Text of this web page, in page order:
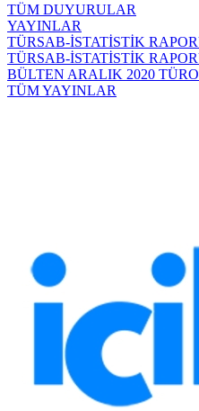
TÜM DUYURULAR
YAYINLAR
TÜRSAB-İSTATİSTİK
TÜRSAB-İSTATİSTİK
BÜLTEN ARALIK 2020
TÜM YAYINLAR